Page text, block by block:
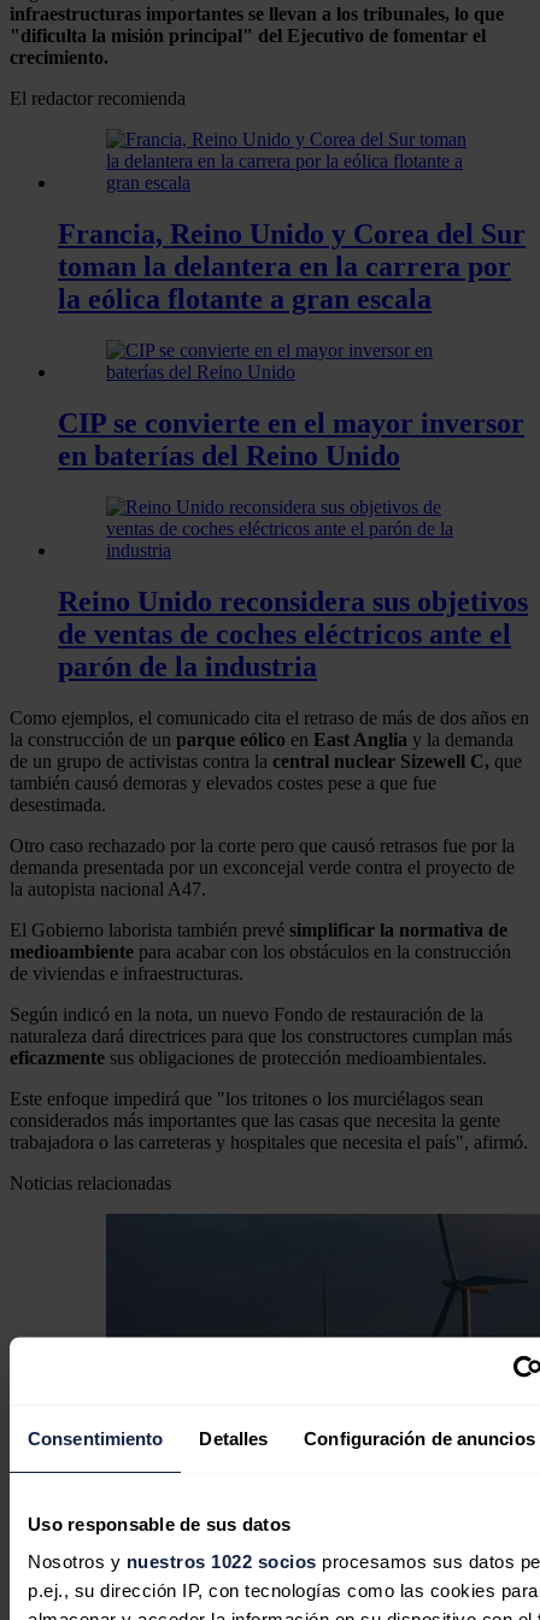
Consentimiento Detalles Configuración de anuncios
Uso responsable de sus datos
Nosotros y nuestros 1022 socios procesamos sus datos
p.ej., su dirección IP, con tecnologías como las cookies para
infraestructuras importantes se llevan a los tribunales, lo que
"dificulta la misión principal" del Ejecutivo de fomentar el
crecimiento.
El redactor recomienda
Francia, Reino Unido y Corea del Sur
toman la delantera en la carrera por
la eólica flotante a gran escala
CIP se convierte en el mayor inversor
en baterías del Reino Unido
Reino Unido reconsidera sus objetivos
de ventas de coches eléctricos ante el
parón de la industria
Como ejemplos, el comunicado cita el retraso de más de dos años en
la construcción de un parque eólico en East Anglia y la demanda
de un grupo de activistas contra la central nuclear Sizewell C, que
también causó demoras y elevados costes pese a que fue
desestimada.
Otro caso rechazado por la corte pero que causó retrasos fue por la
demanda presentada por un exconcejal verde contra el proyecto de
la autopista nacional A47.
El Gobierno laborista también prevé simplificar la normativa de
medioambiente para acabar con los obstáculos en la construcción
de viviendas e infraestructuras.
Según indicó en la nota, un nuevo Fondo de restauración de la
naturaleza dará directrices para que los constructores cumplan más
eficazmente sus obligaciones de protección medioambientales.
Este enfoque impedirá que "los tritones o los murciélagos sean
considerados más importantes que las casas que necesita la gente
trabajadora o las carreteras y hospitales que necesita el país", afirmó.
Noticias relacionadas
Iberdrola planea duplicar la
capacidad de Whitelee, el mayor